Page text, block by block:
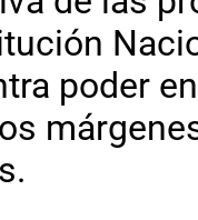
poder